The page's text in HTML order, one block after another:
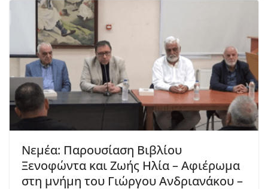
Νεμέα: Παρουσίαση Βιβλίου
Ξενοφώντα και Ζωής Ηλία – Αφιέρωμα
στη μνήμη του Γιώργου Ανδριανάκου –